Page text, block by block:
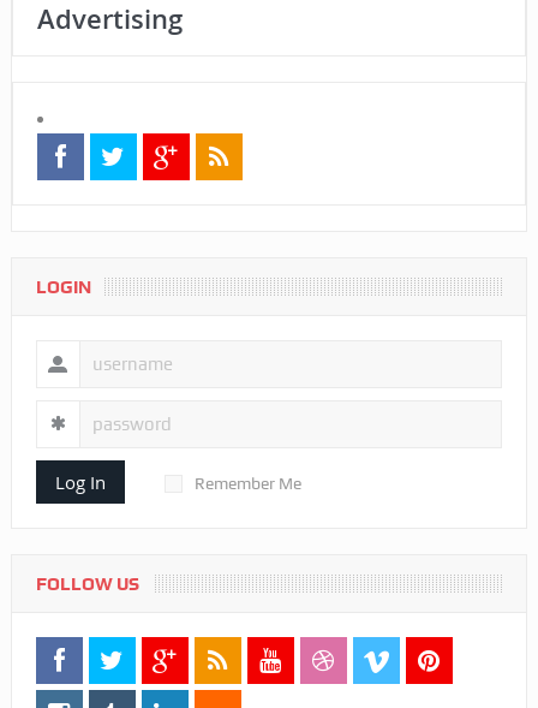
Advertising
LOGIN
Log In Remember Me
FOLLOW US